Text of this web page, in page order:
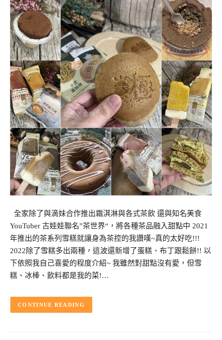
全家除了與滴妹合作推出霜淇淋與各式茶飲 還與知名美食
YouTuber 古娃娃聯名”茶世界“，將各種茶品融入甜點中 2021
年推出的茶系列雪糕就讓身為茶控的我讚嘆~真的太好吃!!!
2022除了雪糕多出兩種，這波還新增了蛋糕、布丁跟鬆餅!! 以
下依照我自己喜愛的程度介紹~ 我雖然對甜點沒有愛，但雪
糕、冰棒、飲料都是我的菜!…
CONTINUE READING